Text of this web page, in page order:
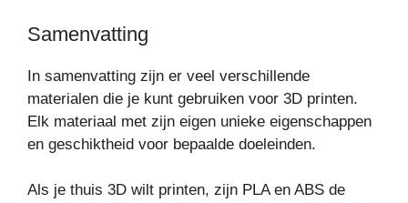
Samenvatting
In samenvatting zijn er veel verschillende
materialen die je kunt gebruiken voor 3D printen.
Elk materiaal met zijn eigen unieke eigenschappen
en geschiktheid voor bepaalde doeleinden.
Als je thuis 3D wilt printen, zijn PLA en ABS de